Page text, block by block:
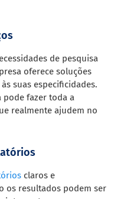
de pesquisa
oferece soluções
suas especificidades.
pode fazer toda a
realmente ajudem no
claros e
os resultados podem ser